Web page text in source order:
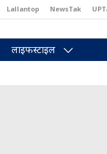
Lallantop NewsTak
लाइफस्टाइल